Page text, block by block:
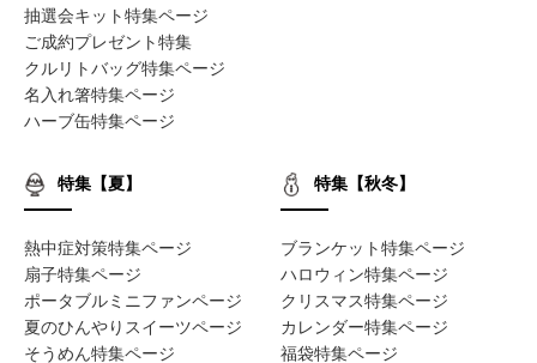
抽選会キット特集ページ
ご成約プレゼント特集
クルリトバッグ特集ページ
名入れ箸特集ページ
ハーブ缶特集ページ
特集【夏】
熱中症対策特集ページ
扇子特集ページ
ポータブルミニファンページ
夏のひんやりスイーツページ
そうめん特集ページ
特集【秋冬】
ブランケット特集ページ
ハロウィン特集ページ
クリスマス特集ページ
カレンダー特集ページ
福袋特集ページ